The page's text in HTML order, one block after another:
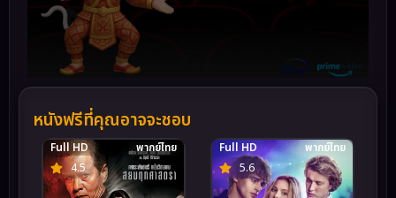
หนังฟรีที่คุณอาจจะชอบ
4.5
Full HD พากย์ไทย
5.6
Full HD พากย์ไทย